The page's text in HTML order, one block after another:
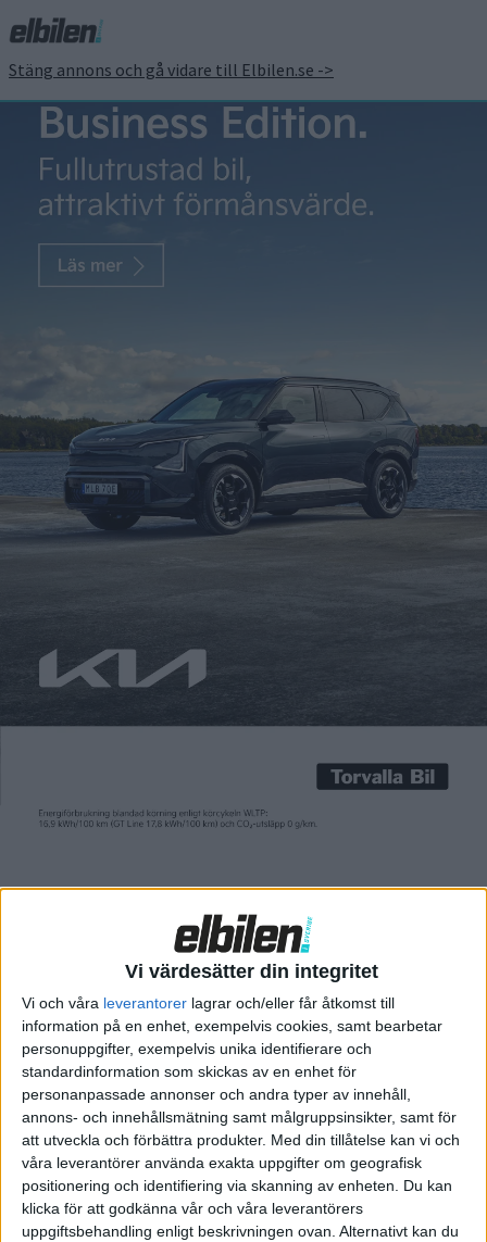
Vi värdesätter din integritet
Vi och våra leverantorer lagrar och/eller får åtkomst till
information på en enhet, exempelvis cookies, samt bearbetar
personuppgifter, exempelvis unika identifierare och
standardinformation som skickas av en enhet för
personanpassade annonser och andra typer av innehåll,
annons- och innehållsmätning samt målgruppsinsikter, samt för
att utveckla och förbättra produkter. Med din tillåtelse kan vi och
våra leverantörer använda exakta uppgifter om geografisk
positionering och identifiering via skanning av enheten. Du kan
klicka för att godkänna vår och våra leverantörers
uppgiftsbehandling enligt beskrivningen ovan. Alternativt kan du
Stäng annons och gå vidare till Elbilen.se ->
Klassisk flyttbil får
eldrift
Patrick Ekstrand 16 jan 2017
transportföretag i innerstäderna som viktiga kunder. Master,
som finns i en rad versioner med en lastvolym på mellan 8 och
batteripaketet på 33 kWh medger en räckvidd på 200 kilometer
som finns i en rad versioner med en lastvolym på mellan 8 och
22 kubikmeter, är också populär som hyrbil bland folk som
flyttar inom samma ort.
Bilen, som premiärvisades på motormässan i Bryssel, lanseras
på den europeiska marknaden i slutet av året.
Nya Kangoo får längre räckvidd
Minikontor på hjul kan bli din nästa arbetsplats
Framtidens varubil har helikopterplatta
Skåpbil kör ifrån Model S